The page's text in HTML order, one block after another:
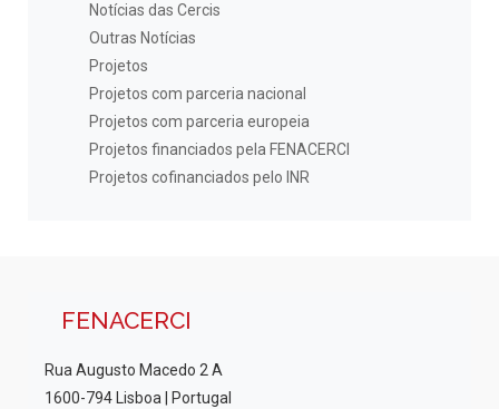
Notícias das Cercis
Outras Notícias
Projetos
Projetos com parceria nacional
Projetos com parceria europeia
Projetos financiados pela FENACERCI
Projetos cofinanciados pelo INR
FENACERCI
Rua Augusto Macedo 2 A
1600-794 Lisboa | Portugal